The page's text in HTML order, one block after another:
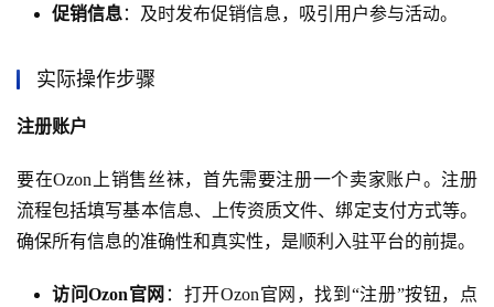
促销信息：及时发布促销信息，吸引用户参与活动。
实际操作步骤
注册账户
要在Ozon上销售丝袜，首先需要注册一个卖家账户。注册
流程包括填写基本信息、上传资质文件、绑定支付方式等。
确保所有信息的准确性和真实性，是顺利入驻平台的前提。
访问Ozon官网 ：打开Ozon官网，找到“注册”按钮，点